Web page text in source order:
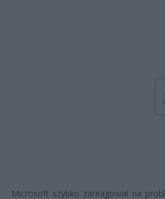
Microsoft szybko zareagował na